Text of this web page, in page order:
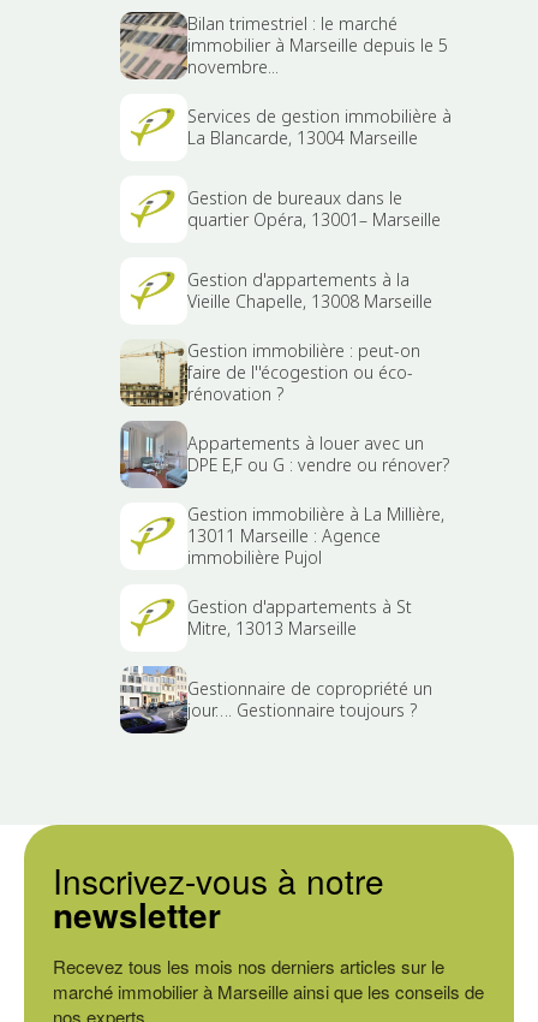
Bilan trimestriel : le marché
immobilier à Marseille depuis le 5
novembre...
Services de gestion immobilière à
La Blancarde, 13004 Marseille
Gestion de bureaux dans le
quartier Opéra, 13001– Marseille
Gestion d'appartements à la
Vieille Chapelle, 13008 Marseille
Gestion immobilière : peut-on
faire de l''écogestion ou éco-
rénovation ?
Appartements à louer avec un
DPE E,F ou G : vendre ou rénover?
Gestion immobilière à La Millière,
13011 Marseille : Agence
immobilière Pujol
Gestion d'appartements à St
Mitre, 13013 Marseille
Gestionnaire de copropriété un
jour…. Gestionnaire toujours ?
Inscrivez-vous à notre
newsletter
Recevez tous les mois nos derniers articles sur le
marché immobilier à Marseille ainsi que les conseils de
nos experts.